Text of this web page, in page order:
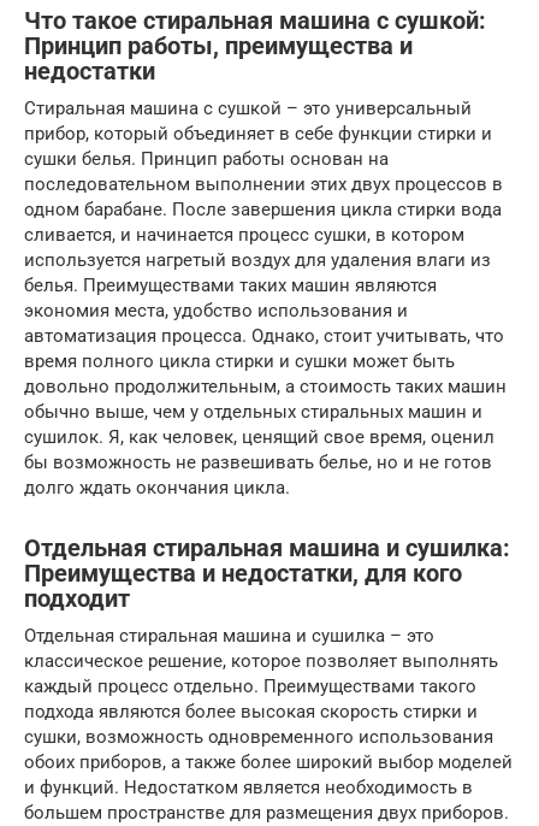
Что такое стиральная машина с сушкой:
Принцип работы, преимущества и
недостатки
Стиральная машина с сушкой – это универсальный
прибор, который объединяет в себе функции стирки и
сушки белья. Принцип работы основан на
последовательном выполнении этих двух процессов в
одном барабане. После завершения цикла стирки вода
сливается, и начинается процесс сушки, в котором
используется нагретый воздух для удаления влаги из
белья. Преимуществами таких машин являются
экономия места, удобство использования и
автоматизация процесса. Однако, стоит учитывать, что
время полного цикла стирки и сушки может быть
довольно продолжительным, а стоимость таких машин
обычно выше, чем у отдельных стиральных машин и
сушилок. Я, как человек, ценящий свое время, оценил
бы возможность не развешивать белье, но и не готов
долго ждать окончания цикла.
Отдельная стиральная машина и сушилка:
Преимущества и недостатки, для кого
подходит
Отдельная стиральная машина и сушилка – это
классическое решение, которое позволяет выполнять
каждый процесс отдельно. Преимуществами такого
подхода являются более высокая скорость стирки и
сушки, возможность одновременного использования
обоих приборов, а также более широкий выбор моделей
и функций. Недостатком является необходимость в
большем пространстве для размещения двух приборов.